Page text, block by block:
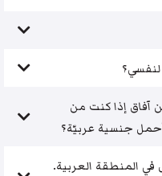
إذا كنت من
جنسية عربيّة؟
في المنطقة العربية.